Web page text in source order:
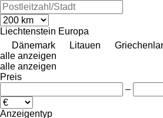
Liechtenstein Europa
Dänemark
Litauen
alle anzeigen
alle anzeigen
Preis
–
Anzeigentyp